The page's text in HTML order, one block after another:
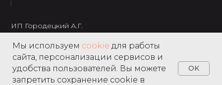
ИП Городецкий А.Г.
ИНН: 237301234120
8 495 122 22 49
Мы используем cookie для работы
сайта, персонализации сервисов и
удобства пользователей. Вы можете
запретить сохранение cookie в
OK